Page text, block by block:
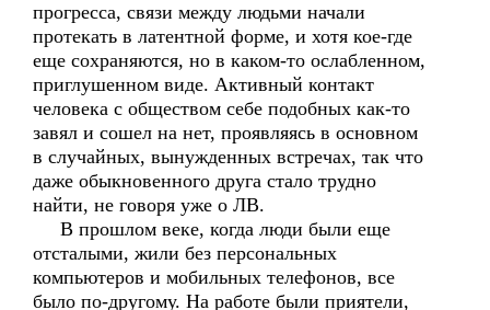
прогресса, связи между людьми начали
протекать в латентной форме, и хотя кое-где
еще сохраняются, но в каком-то ослабленном,
приглушенном виде. Активный контакт
человека с обществом себе подобных как-то
завял и сошел на нет, проявляясь в основном
в случайных, вынужденных встречах, так что
даже обыкновенного друга стало трудно
найти, не говоря уже о ЛВ.
В прошлом веке, когда люди были еще
отсталыми, жили без персональных
компьютеров и мобильных телефонов, все
было по-другому. На работе были приятели,